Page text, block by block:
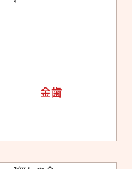
金歯